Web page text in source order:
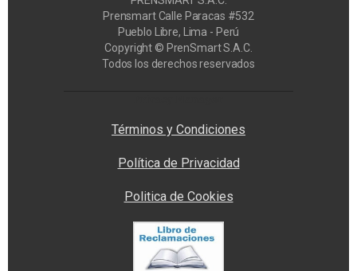
Prensmart Calle Paracas #532
Pueblo Libre, Lima - Perú
Copyright © PrenSmart S.A.C.
Todos los derechos reservados
Términos y Condiciones
Política de Privacidad
Politica de Cookies